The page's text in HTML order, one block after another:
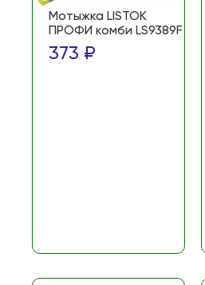
Мотыжка LISTOK
ПРОФИ комби LS9389F
373 ₽